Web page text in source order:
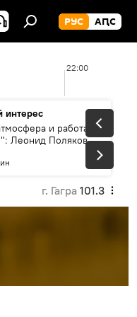
РУС АԤС
22:00
интерес
и работа с
Леонид Поляков и
г. Гагра 101.3